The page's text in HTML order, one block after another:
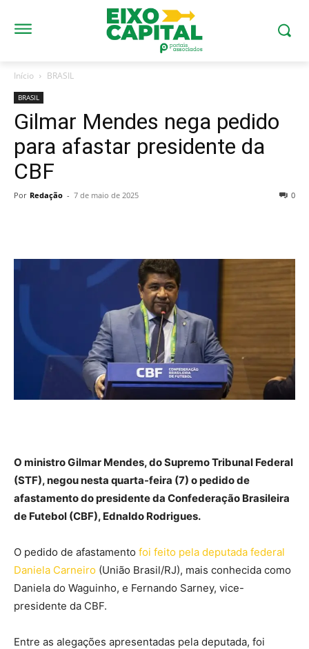
Início BRASIL
BRASIL
Gilmar Mendes nega pedido
para afastar presidente da
CBF
Por Redação - 7 de maio de 2025 0
O ministro Gilmar Mendes, do Supremo Tribunal Federal
(STF), negou nesta quarta-feira (7) o pedido de
afastamento do presidente da Confederação Brasileira
de Futebol (CBF), Ednaldo Rodrigues.
O pedido de afastamento foi feito pela deputada federal
Daniela Carneiro (União Brasil/RJ), mais conhecida como
Daniela do Waguinho, e Fernando Sarney, vice-
presidente da CBF.
Entre as alegações apresentadas pela deputada, foi